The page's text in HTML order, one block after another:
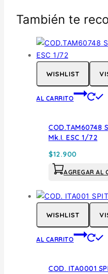
También te
WISHLIST
AL CARRITO
COD.TAM60748
Mk.I. ESC 1/72
$12.900
AGREGAR AL
WISHLIST
AL CARRITO
COD. ITA0001